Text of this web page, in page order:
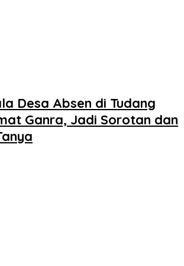
Desa Absen di Tudang
Ganra, Jadi Sorotan dan